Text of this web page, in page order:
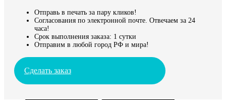
Отправь в печать за пару кликов!
Согласования по электронной почте. Отвечаем за 24
часа!
Срок выполнения заказа: 1 сутки
Отправим в любой город РФ и мира!
Сделать заказ